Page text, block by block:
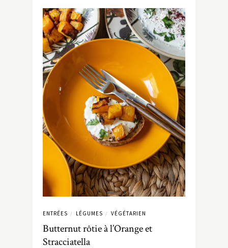
ENTRÉES / LÉGUMES / VÉGÉTARIEN
Butternut rôtie à l’Orange et
Stracciatella